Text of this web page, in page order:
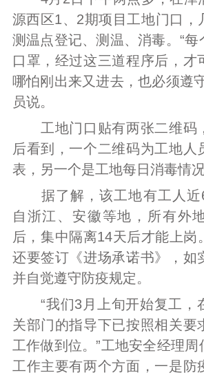
源西区1、2期项目工地门口，
测温点登记、测温、消毒。“每
口罩，经过这三道程序后，才
哪怕刚出来又进去，也必须遵
员说。
工地门口贴有两张二维码
后看到，一个二维码为工地人
表，另一个是工地每日消毒情况
据了解，该工地有工人近
自浙江、安徽等地，所有外
后，集中隔离14天后才能上岗
还要签订《进场承诺书》，如
并自觉遵守防疫规定。
“我们3月上旬开始复工，
关部门的指导下已按照相关要
工作做到位。”工地安全经理周
工作主要有两个方面，一是防